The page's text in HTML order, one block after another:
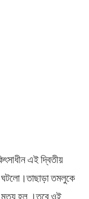
এই দ্বিতীয়
তমলুকে
হল ।তবে ওই